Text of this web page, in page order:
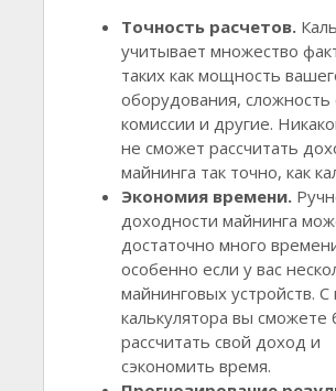
Точность расчетов.
учитывает множество
таких как мощность
оборудования, сложность
комиссии и другие.
не сможет рассчитать
майнинга так точно, как
Экономия времени.
доходности майнинга
достаточно много
особенно если у вас
майнинговых устройств.
калькулятора вы сможете
рассчитать свой доход и
сэкономить время.